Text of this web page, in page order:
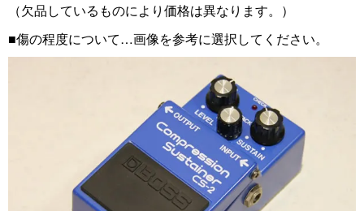
（欠品しているものにより価格は異なります。）
■傷の程度について…画像を参考に選択してください。